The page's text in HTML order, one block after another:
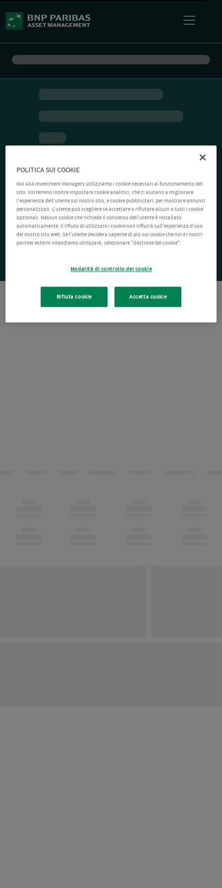
POLITICA SUI COOKIE
Noi AXA Investment Managers utilizziamo i cookie necessari al funzionamento del
sito. Vorremmo inoltre impostare cookie analitici, che ci aiutano a migliorare
l'esperienza dell'utente sul nostro sito, e cookie pubblicitari, per mostrare annunci
personalizzati. L'utente può scegliere se accettare o rifiutare alcuni o tutti i cookie
opzionali. Nessun cookie che richiede il consenso dell'utente è installato
automaticamente. Il rifiuto di utilizzare i cookie non influirà sull'esperienza d'uso
del nostro sito web. Se l'utente desidera saperne di più sui cookie che noi e i nostri
partner esterni intendiamo utilizzare, selezionare "Gestione dei cookie".
Modalità di controllo dei cookie
Rifiuta cookie Accetta cookie